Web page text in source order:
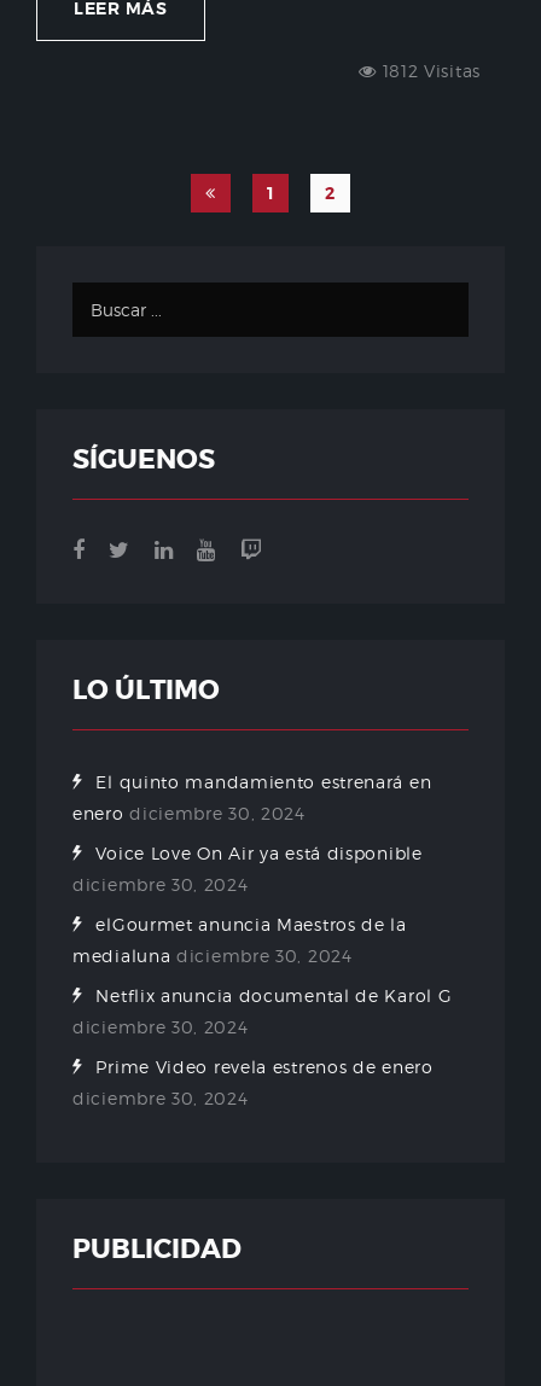
LEER MÁS
1812 Visitas
1 2
SÍGUENOS
LO ÚLTIMO
El quinto mandamiento estrenará en
enero diciembre 30, 2024
Voice Love On Air ya está disponible
diciembre 30, 2024
elGourmet anuncia Maestros de la
medialuna diciembre 30, 2024
Netflix anuncia documental de Karol G
diciembre 30, 2024
Prime Video revela estrenos de enero
diciembre 30, 2024
PUBLICIDAD